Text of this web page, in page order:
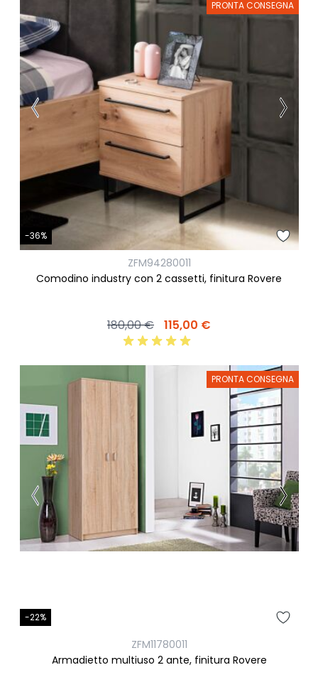
PRONTA CONSEGNA
-36%
ZFM94280011
Comodino industry con 2 cassetti, finitura Rovere
180,00 € 115,00 €
PRONTA CONSEGNA
-22%
ZFM11780011
Armadietto multiuso 2 ante, finitura Rovere